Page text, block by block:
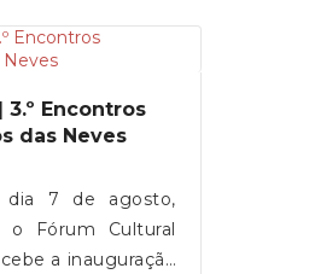
3.º Encontros
das Neves
dia 7 de agosto,
o Fórum Cultural
a inauguração